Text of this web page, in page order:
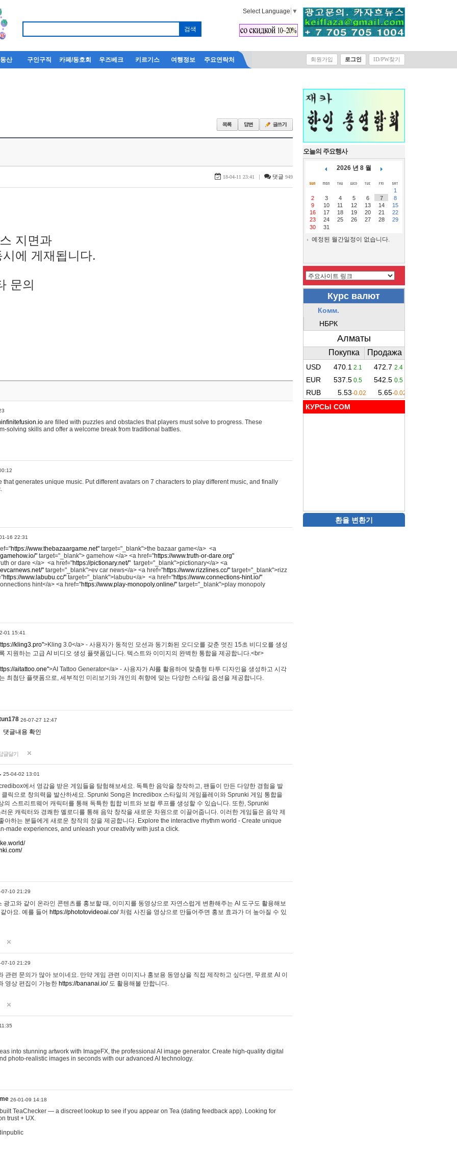
Select Language ▼
산 구인구직 카페/동호회 우즈베크 키르기스 여행정보 주요연락처 회원가입 로그인 ID/PW찾기
18-04-11 23:41 | 댓글 949
지면과
에 게재됩니다.
문의
are filled with puzzles and obstacles that players must solve to progress. These
solving skills and offer a welcome break from traditional battles.
that generates unique music. Put different avatars on 7 characters to play different music, and finally
16 22:31
https://www.thebazaargame.net" target="_blank">the bazaar game</a> <a
" target="_blank"> gamehow </a> <a href="https://www.truth-or-dare.org"
or dare </a> <a href="https://pictionary.net/" target="_blank">pictionary</a> <a
" target="_blank">ev car news</a> <a href="https://www.rizzlines.cc/" target="_blank">rizz
https://www.labubu.cc/" target="_blank">labubu</a> <a href="https://www.connections-hint.io/"
hint</a> <a href="https://www.play-monopoly.online/" target="_blank">play monopoly
01 15:41
kling3.pro">Kling 3.0</a> - 사용자가 동적인 모션과 동기화된 오디오를 갖춘 멋진 15초 비디오를 생성
지원하는 고급 AI 비디오 생성 플랫폼입니다. 텍스트와 이미지의 완벽한 통합을 제공합니다.<br>
aitattoo.one">AI Tattoo Generator</a> - 사용자가 AI를 활용하여 맞춤형 타투 디자인을 생성하고 시각
최첨단 플랫폼으로, 세부적인 미리보기와 개인의 취향에 맞는 다양한 스타일 옵션을 제공합니다.
26-07-27 12:47
댓글내용 확인
글달기
25-04-02 13:01
에서 영감을 받은 게임들을 탐험해보세요. 독특한 음악을 창작하고, 팬들이 만든 다양한 경험을 발
클릭으로 창의력을 발산하세요. Sprunki Song은 Incredibox 스타일의 게임플레이와 Sprunki 게임 통합을
의 스트리트웨어 캐릭터를 통해 독특한 힙합 비트와 보컬 루프를 생성할 수 있습니다. 또한, Sprunki
운 캐릭터와 경쾌한 멜로디를 통해 음악 창작을 새로운 차원으로 이끌어줍니다. 이러한 게임들은 음악 제
아하는 분들에게 새로운 창작의 장을 제공합니다. Explore the interactive rhythm world - Create unique
made experiences, and unleash your creativity with just a click.
07-10 21:29
광고와 같이 온라인 콘텐츠를 홍보할 때, 이미지를 동영상으로 자연스럽게 변환해주는 AI 도구도 활용해보
아요. 예를 들어 https://phototovideoai.co/처럼 사진을 영상으로 만들어주면 홍보 효과가 더 높아질 수 있
07-10 21:29
관련 문의가 많아 보이네요. 만약 게임 관련 이미지나 홍보용 동영상을 직접 제작하고 싶다면, 무료로 AI 이
영상 편집이 가능한 https://bananai.io/도 활용해볼 만합니다.
into stunning artwork with ImageFX, the professional AI image generator. Create high-quality digital
photo-realistic images in seconds with our advanced AI technology.
26-01-09 14:18
TeaChecker — a discreet lookup to see if you appear on Tea (dating feedback app). Looking for
trust + UX.
오늘의 주요행사
2026 년 8 월
1
2
3 4 5 6 7
8
9
10 11 12 13 14
15
16
17 18 19 20 21
22
23
24 25 26 27 28
29
30
31
예정된 월간일정이 없습니다.
КУРСЫ COM
환율 변환기